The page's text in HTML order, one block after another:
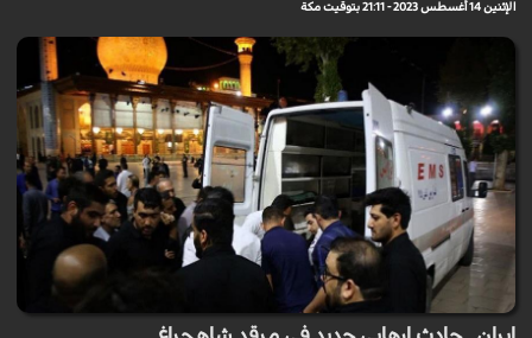
الإثنين 14 أغسطس 2023 - 21:11 بتوقيت مكة